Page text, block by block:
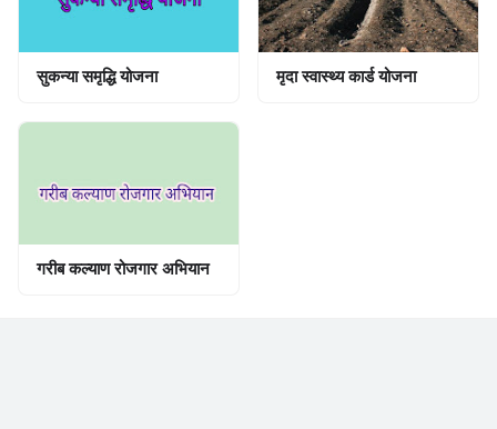
सुकन्या समृद्धि योजना मृदा स्वास्थ्य कार्ड योजना
गरीब कल्याण रोजगार अभियान